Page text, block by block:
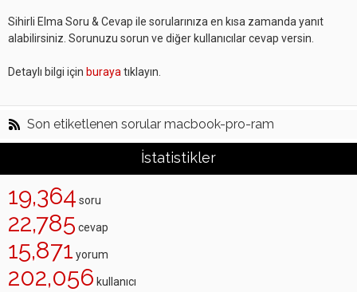
Sihirli Elma Soru & Cevap ile sorularınıza en kısa zamanda yanıt
alabilirsiniz. Sorunuzu sorun ve diğer kullanıcılar cevap versin.
Detaylı bilgi için buraya tıklayın.
Son etiketlenen sorular macbook-pro-ram
İstatistikler
19,364 soru
22,785 cevap
15,871 yorum
202,056 kullanıcı